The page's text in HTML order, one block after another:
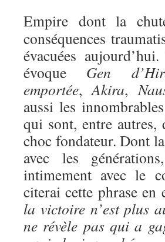
Empire dont la
conséquences
évacuées
évoque Gen
emportée,Akira,
aussi les
qui sont, entre autres,
choc fondateur. Dont
avec les
intimement avec le
citerai cette phrase
la victoire n’est plus
ne révèle pas qui a